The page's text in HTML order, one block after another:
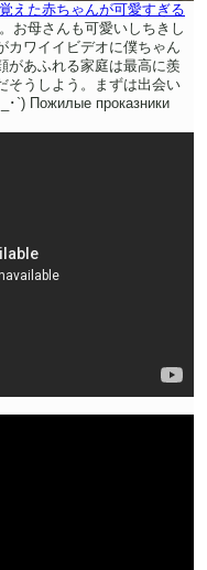
えた赤ちゃんが可愛すぎる
お母さんも可愛いしちきし
カワイイビデオに僕ちゃん
があふれる家庭は最高に羨
そうしよう。まずは出会い
･`) Пожилые проказники